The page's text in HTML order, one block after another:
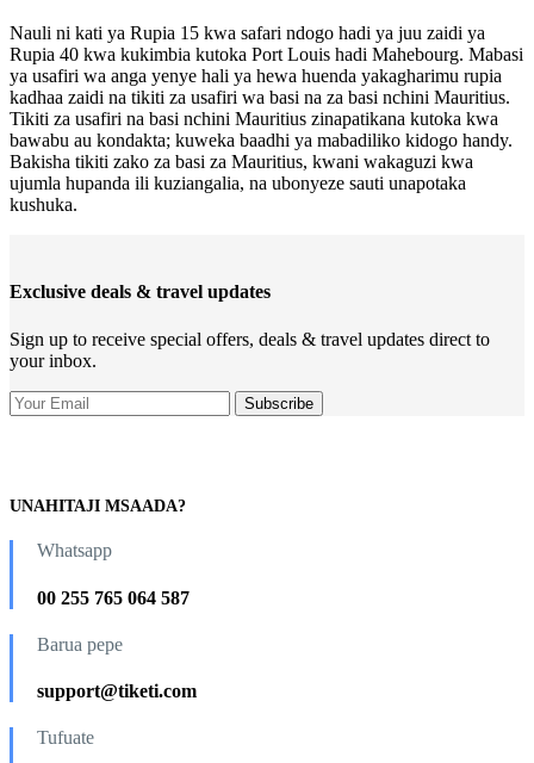
Nauli ni kati ya Rupia 15 kwa safari ndogo hadi ya juu zaidi ya
Rupia 40 kwa kukimbia kutoka Port Louis hadi Mahebourg. Mabasi
ya usafiri wa anga yenye hali ya hewa huenda yakagharimu rupia
kadhaa zaidi na tikiti za usafiri wa basi na za basi nchini Mauritius.
Tikiti za usafiri na basi nchini Mauritius zinapatikana kutoka kwa
bawabu au kondakta; kuweka baadhi ya mabadiliko kidogo handy.
Bakisha tikiti zako za basi za Mauritius, kwani wakaguzi kwa
ujumla hupanda ili kuziangalia, na ubonyeze sauti unapotaka
kushuka.
Exclusive deals & travel updates
Sign up to receive special offers, deals & travel updates direct to
your inbox.
UNAHITAJI MSAADA?
Whatsapp
00 255 765 064 587
Barua pepe
support@tiketi.com
Tufuate